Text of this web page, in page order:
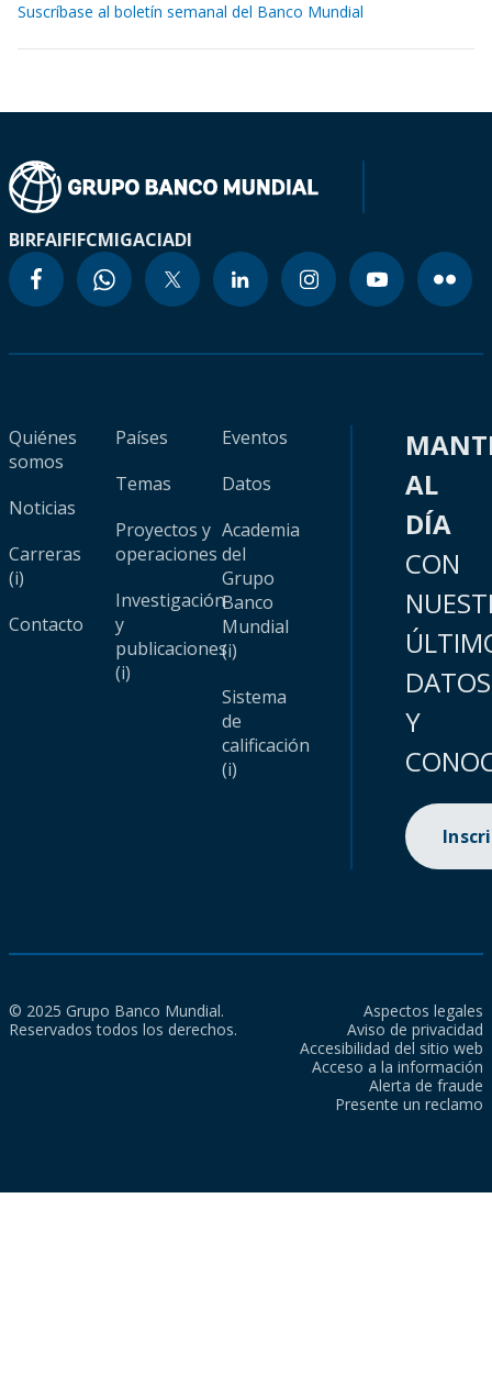
Suscríbase al boletín semanal del Banco Mundial
BIRFAIFIFCMIGACIADI
Quiénes
somos
Noticias
Carreras
(i)
Contacto
Países
Temas
Proyectos y
operaciones
Investigación
y
publicaciones
(i)
Eventos
Datos
Academia
del
Grupo
Banco
Mundial
(i)
Sistema
de
calificación
(i)
AL
DÍA
CON
DATOS
Y
© 2025 Grupo Banco Mundial.
Reservados todos los derechos.
Aspectos legales
Aviso de privacidad
Accesibilidad del sitio web
Acceso a la información
Alerta de fraude
Presente un reclamo